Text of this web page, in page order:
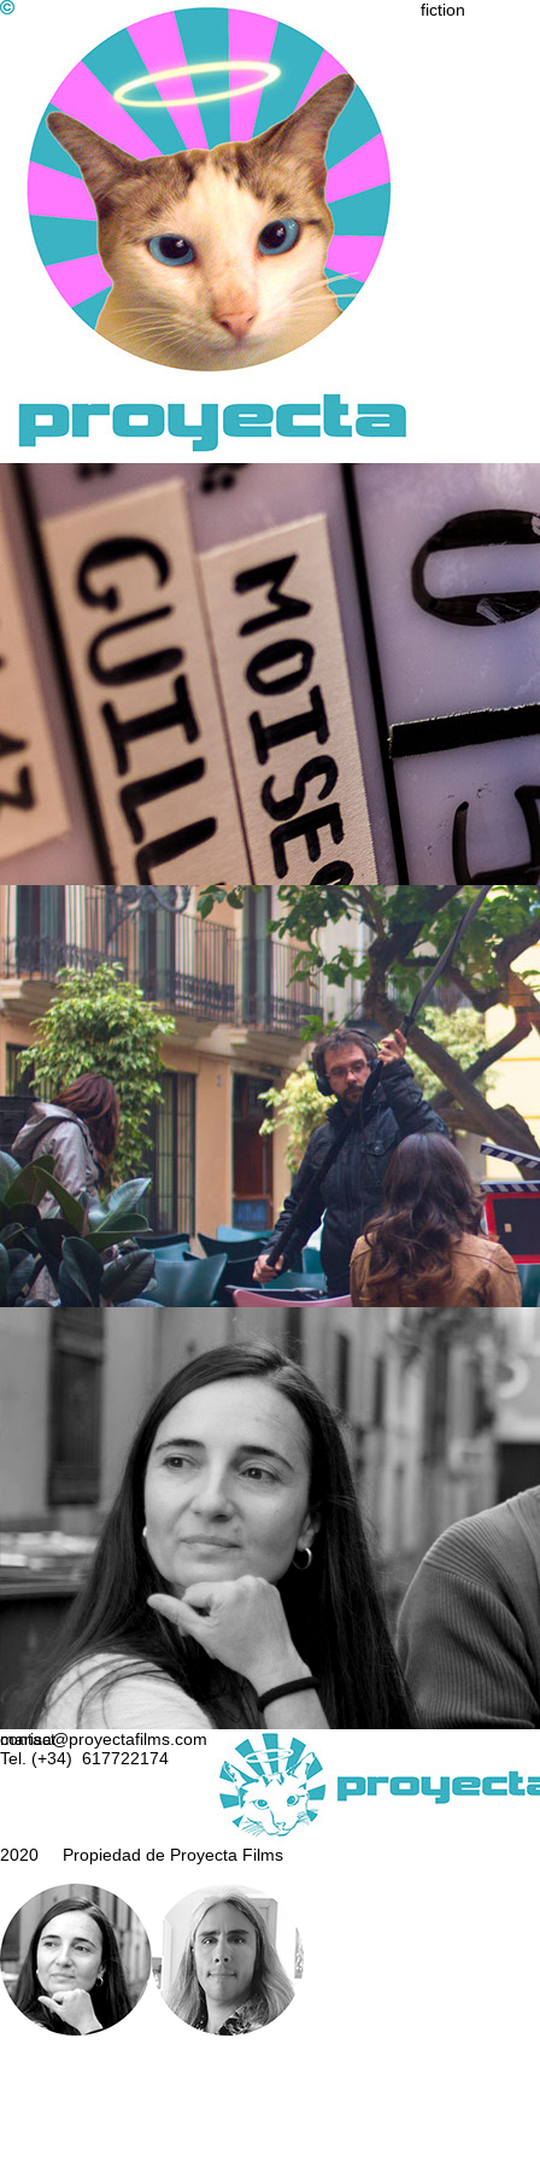
fiction
contact
marisa@proyectafilms.com
Tel. (+34) 617722174
2020 Propiedad de Proyecta Films